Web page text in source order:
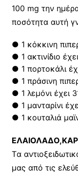
100 mg την
ποσότητα αυτή
● 1 κόκκινη
● 1 ακτινίδιο
● 1 πορτοκάλι
● 1 πράσινη
● 1 λεμόνι έχει
● 1 μανταρίνι
● 1 κουταλιά
Tα
μας από τις